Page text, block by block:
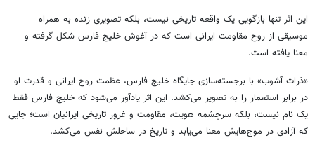
این اثر تنها بازگویی یک واقعه تاریخی نیست، بلکه تصویری زنده به همراه
موسیقی از روح مقاومت ایرانی است که در آغوش خلیج فارس شکل گرفته و
معنا یافته است.
«ذرات آشوب» با برجسته‌سازی جایگاه خلیج فارس، عظمت روح ایرانی و قدرت او
در برابر استعمار را به تصویر می‌کشد. این اثر یادآور می‌شود که خلیج فارس فقط
یک نام نیست، بلکه سرچشمه هویت، مقاومت و غرور تاریخی ایرانیان است؛ جایی
که آزادی در موج‌هایش معنا می‌یابد و تاریخ در ساحلش نفس می‌کشد.